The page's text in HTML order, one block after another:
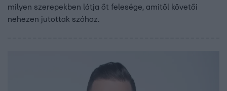
milyen szerepekben látja őt felesége, amitől követői
nehezen jutottak szóhoz.